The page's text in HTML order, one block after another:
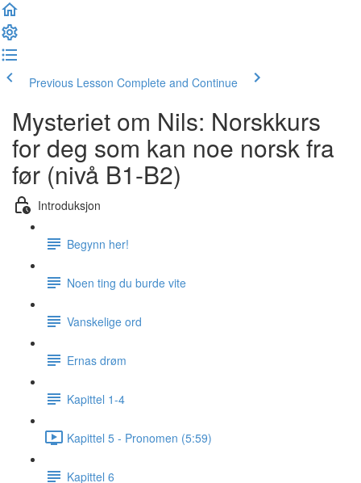
Previous Lesson Complete and Continue
Mysteriet om Nils: Norskkurs
for deg som kan noe norsk fra
før (nivå B1-B2)
Introduksjon
Begynn her!
Noen ting du burde vite
Vanskelige ord
Ernas drøm
Kapittel 1-4
Kapittel 5 - Pronomen (5:59)
Kapittel 6